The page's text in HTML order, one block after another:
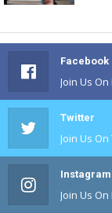
Facebook
Join Us
Twitter
Join Us
Instagram
Join Us